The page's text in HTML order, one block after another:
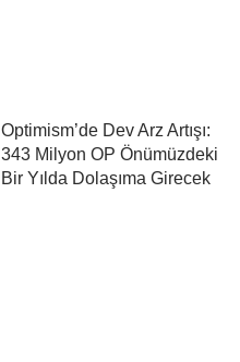
Optimism’de Dev Arz Artışı:
343 Milyon OP Önümüzdeki
Bir Yılda Dolaşıma Girecek